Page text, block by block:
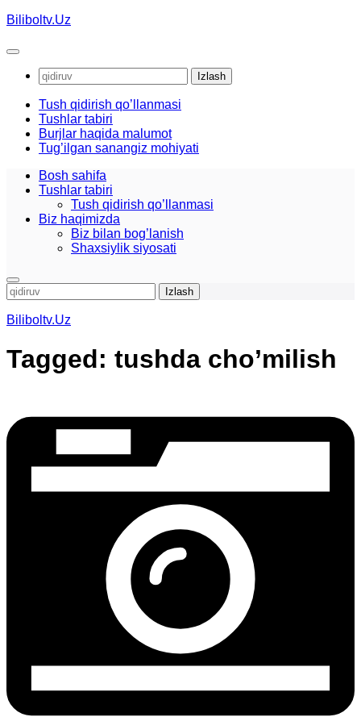
Skip
content
Biliboltv.Uz
Qidirshish:
Tush qidirish qo’llanmasi
Tushlar tabiri
Burjlar haqida malumot
Tug’ilgan sanangiz mohiyati
Bosh sahifa
Tushlar tabiri
Tush qidirish qo’llanmasi
Biz haqimizda
Biz bilan bog’lanish
Shaxsiylik siyosati
Qidirshish:
Biliboltv.Uz
Tagged: tushda cho’milish